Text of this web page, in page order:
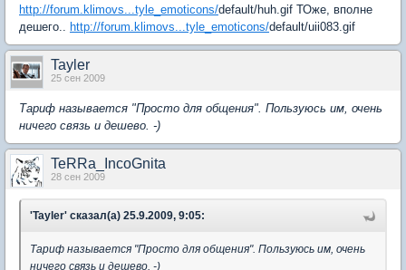
http://forum.klimovs...tyle_emoticons/default/huh.gif ТОже, вполне
дешего.. http://forum.klimovs...tyle_emoticons/default/uii083.gif
Tayler
25 сен 2009
Тариф называется "Просто для общения". Пользуюсь им, очень
ничего связь и дешево. -)
TeRRa_IncoGnita
28 сен 2009
'Tayler' сказал(а) 25.9.2009, 9:05:
Тариф называется "Просто для общения". Пользуюсь им, очень
ничего связь и дешево. -)